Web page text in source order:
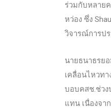
ร่วมกับหลาย
หว่อง ซึ่ง
วิจารณ์การปร
นายธนาธรย
เคลื่อนไหวท
บอบคสช.ช่วง
แทน เนื่องจา